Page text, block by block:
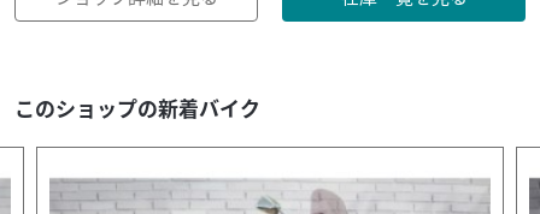
このショップの新着バイク